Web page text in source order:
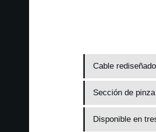
Cable
Sección de
Disponible en